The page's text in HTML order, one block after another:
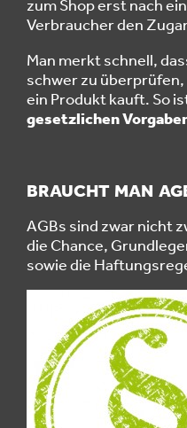
zum Shop erst nach
Verbraucher den
Man merkt schnell,
schwer zu
ein Produkt kauft. So
gesetzlichen
BRAUCHT MAN
AGBs sind zwar nicht
die Chance,
sowie die